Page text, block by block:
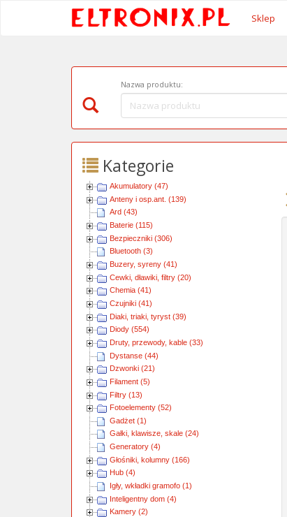
Sklep
Nazwa produktu:
Kategorie
Akumulatory (47)
Anteny i osp.ant. (139)
Ard (43)
Baterie (115)
Bezpieczniki (306)
Bluetooth (3)
Buzery, syreny (41)
Cewki, dławiki, filtry (20)
Chemia (41)
Czujniki (41)
Diaki, triaki, tyryst (39)
Diody (554)
Druty, przewody, kable (33)
Dystanse (44)
Dzwonki (21)
Filament (5)
Filtry (13)
Fotoelementy (52)
Gadżet (1)
Gałki, klawisze, skale (24)
Generatory (4)
Głośniki, kolumny (166)
Hub (4)
Igły, wkładki gramofo (1)
Inteligentny dom (4)
Kamery (2)